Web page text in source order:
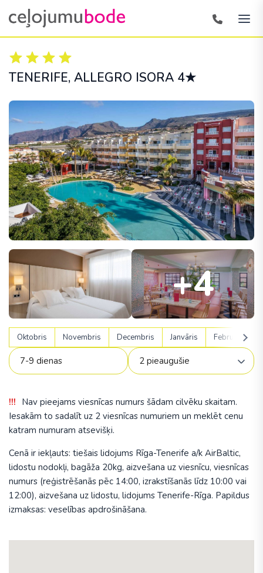
TENERIFE, ALLEGRO ISORA 4★
+4
Oktobris Novembris Decembris Janvāris Februāris
Nav pieejams viesnīcas numurs šādam cilvēku skaitam.
Iesakām to sadalīt uz 2 viesnīcas numuriem un meklēt cenu
katram numuram atsevišķi.
Cenā ir iekļauts: tiešais lidojums Rīga-Tenerife a/k AirBaltic,
lidostu nodokļi, bagāža 20kg, aizvešana uz viesnīcu, viesnīcas
numurs (reģistrēšanās pēc 14:00, izrakstīšanās līdz 10:00 vai
12:00), aizvešana uz lidostu, lidojums Tenerife-Rīga. Papildus
izmaksas: veselības apdrošināšana.